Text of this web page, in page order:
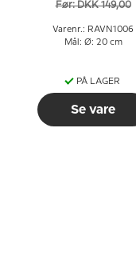
Før: DKK 149,00
Varenr.: RAVN1006
Mål: Ø: 20 cm
PÅ LAGER
Se vare